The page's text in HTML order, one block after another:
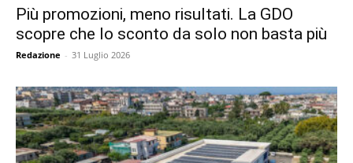
Più promozioni, meno risultati. La GDO
scopre che lo sconto da solo non basta più
Redazione - 31 Luglio 2026